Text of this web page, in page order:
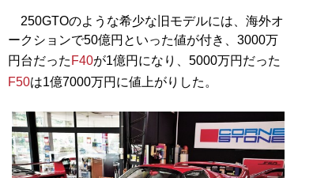
250GTOのような希少な旧モデルには、海外オ
ークションで50億円といった値が付き、3000万
円台だった F40が1億円になり、5000万円だった
F50は1億7000万円に値上がりした。